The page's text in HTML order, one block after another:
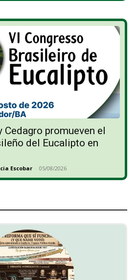
Cedagro promueven el
del Eucalipto en
Escobar - 05/08/2026